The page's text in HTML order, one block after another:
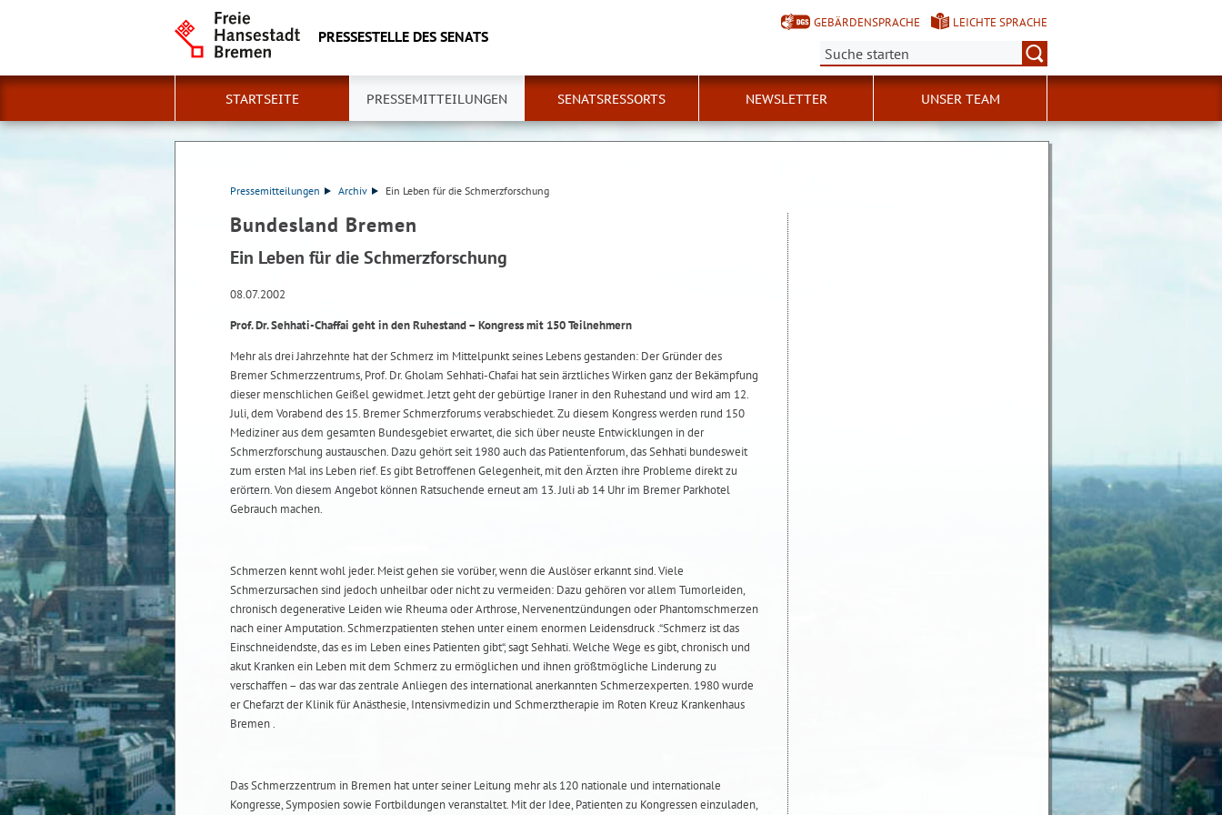
PRESSESTELLE DES SENATS
GEBÄRDENSPRACHE
LEICHTE SPRACHE
Suche:
STARTSEITE PRESSEMITTEILUNGEN SENATSRESSORTS NEWSLETTER UNSER TEAM
Pressemitteilungen Archiv Ein Leben für die Schmerzforschung
Bundesland Bremen
Ein Leben für die Schmerzforschung
08.07.2002
Prof. Dr. Sehhati-Chaffai geht in den Ruhestand – Kongress mit 150 Teilnehmern
Mehr als drei Jahrzehnte hat der Schmerz im Mittelpunkt seines Lebens gestanden: Der Gründer des
Bremer Schmerzzentrums, Prof. Dr. Gholam Sehhati-Chafai hat sein ärztliches Wirken ganz der Bekämpfung
dieser menschlichen Geißel gewidmet. Jetzt geht der gebürtige Iraner in den Ruhestand und wird am 12.
Juli, dem Vorabend des 15. Bremer Schmerzforums verabschiedet. Zu diesem Kongress werden rund 150
Mediziner aus dem gesamten Bundesgebiet erwartet, die sich über neuste Entwicklungen in der
Schmerzforschung austauschen. Dazu gehört seit 1980 auch das Patientenforum, das Sehhati bundesweit
zum ersten Mal ins Leben rief. Es gibt Betroffenen Gelegenheit, mit den Ärzten ihre Probleme direkt zu
erörtern. Von diesem Angebot können Ratsuchende erneut am 13. Juli ab 14 Uhr im Bremer Parkhotel
Gebrauch machen.
Schmerzen kennt wohl jeder. Meist gehen sie vorüber, wenn die Auslöser erkannt sind. Viele
Schmerzursachen sind jedoch unheilbar oder nicht zu vermeiden: Dazu gehören vor allem Tumorleiden,
chronisch degenerative Leiden wie Rheuma oder Arthrose, Nervenentzündungen oder Phantomschmerzen
nach einer Amputation. Schmerzpatienten stehen unter einem enormen Leidensdruck .“Schmerz ist das
Einschneidendste, das es im Leben eines Patienten gibt“, sagt Sehhati. Welche Wege es gibt, chronisch und
akut Kranken ein Leben mit dem Schmerz zu ermöglichen und ihnen größtmögliche Linderung zu
verschaffen – das war das zentrale Anliegen des international anerkannten Schmerzexperten. 1980 wurde
er Chefarzt der Klinik für Anästhesie, Intensivmedizin und Schmerztherapie im Roten Kreuz Krankenhaus
Bremen .
Das Schmerzzentrum in Bremen hat unter seiner Leitung mehr als 120 nationale und internationale
Kongresse, Symposien sowie Fortbildungen veranstaltet. Mit der Idee, Patienten zu Kongressen einzuladen,